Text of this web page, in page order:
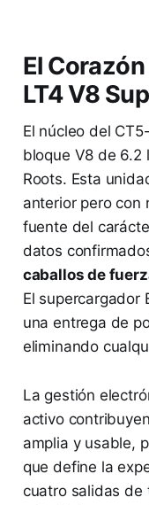
El
LT4 V8
El núcleo del
bloque V8 de 6.2
Roots. Esta
anterior pero con
fuente del
datos
caballos de
El supercargador
una entrega de
eliminando
La gestión
activo
amplia y usable,
que define la
cuatro salidas de